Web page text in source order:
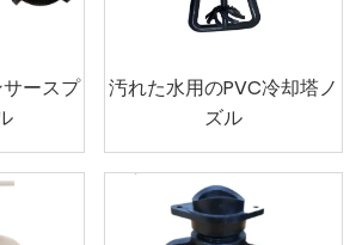
ースプ
汚れた水用のPVC冷却塔ノ
ズル